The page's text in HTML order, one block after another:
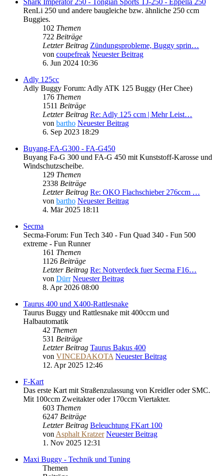
RenLi 250 und andere baugleiche bzw. ähnliche 250 ccm
Buggies.
102 Themen
722 Beiträge
Letzter Beitrag Zündungsprobleme, Buggy sprin…
von coupefreak Neuester Beitrag
6. Jun 2024 10:36
Adly 125cc
Adly Buggy Forum: Adly ATK 125 Buggy (Her Chee)
176 Themen
1511 Beiträge
Letzter Beitrag Re: Adly 125 ccm | Mehr Leist…
von bartho Neuester Beitrag
6. Sep 2023 18:29
Buyang-FA-G300 - FA-G450
Buyang Fa-G 300 und FA-G 450 mit Kunststoff-Karosse und
Windschutzscheibe.
129 Themen
2338 Beiträge
Letzter Beitrag Re: OKO Flachschieber 276ccm …
von bartho Neuester Beitrag
4. Mär 2025 18:11
Secma
Secma-Forum: Fun Tech 340 - Fun Quad 340 - Fun 500
extreme - Fun Runner
161 Themen
1126 Beiträge
Letzter Beitrag Re: Notverdeck fuer Secma F16…
von Dürr Neuester Beitrag
8. Apr 2026 08:00
Taurus 400 und X400-Rattlesnake
Taurus Buggy und Rattlesnake mit 400ccm und
Halbautomatik
42 Themen
531 Beiträge
Letzter Beitrag Taurus Bakus 400
von VINCEDAKOTA Neuester Beitrag
12. Apr 2025 12:46
F-Kart
Das erste Kart mit Straßenzulassung von Kreidler oder SMC.
Mit 100ccm Zweitakter oder 170ccm Viertakter.
603 Themen
6247 Beiträge
Letzter Beitrag Beleuchtung FKart 100
von Asphalt Kratzer Neuester Beitrag
1. Nov 2025 12:31
Maxi Buggy - Technik und Tuning
Themen